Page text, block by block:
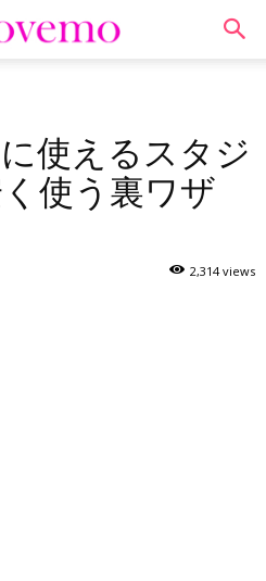
使えるスタジ
使う裏ワザ
2,314 views